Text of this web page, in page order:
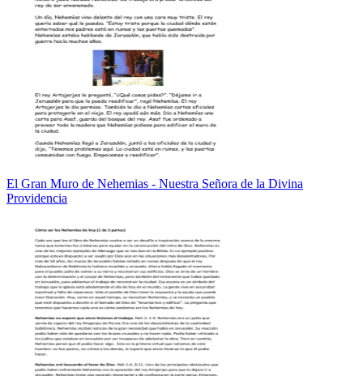
El Gran Muro de Nehemias - Nuestra Señora de la Divina
Providencia